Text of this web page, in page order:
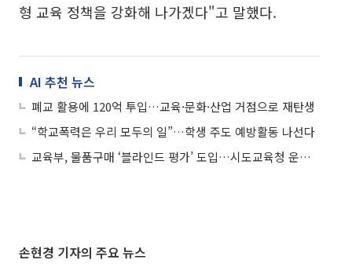
형 교육 정책을 강화해 나가겠다"고 말했다.
AI 추천 뉴스
폐교 활용에 120억 투입…교육·문화·산업 거점으로 재탄생
“학교폭력은 우리 모두의 일”…학생 주도 예방활동 나선다
교육부, 물품구매 ‘블라인드 평가’ 도입…시도교육청 운영규정 정비 권고
손현경 기자의 주요 뉴스